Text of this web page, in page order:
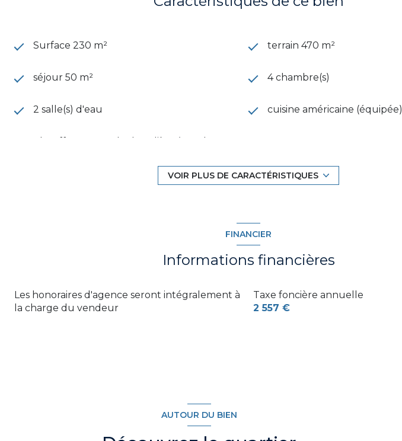
Surface 230 m² terrain 470 m²
séjour 50 m² 4 chambre(s)
2 salle(s) d'eau cuisine américaine (équipée)
Chauffage central : chaudière (gaz de
1 côté(s) mitoyen(s)
VOIR PLUS DE CARACTÉRISTIQUES
FINANCIER
Informations financières
Les honoraires d'agence seront intégralement à
la charge du vendeur
Taxe foncière annuelle
2 557 €
AUTOUR DU BIEN